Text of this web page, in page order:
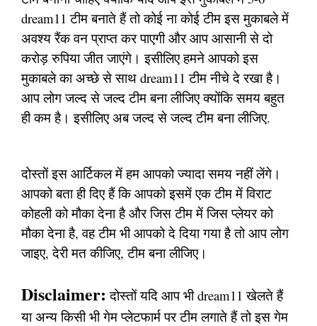
dream11 टीम बनाते हैं तो कोई ना कोई टीम इस मुकाबले में
अवश्य रैंक वन प्राप्त कर पाएगी और आप आसानी से दो
करोड़ रुपिया जीत जाएंगे। इसीलिए हमने आपको इस
मुकाबले का अच्छे से साथ dream11 टीम नीचे दे रखा है।
आप लोग जल्द से जल्द टीम बना लीजिए क्योंकि समय बहुत
ही कम है। इसीलिए अब जल्द से जल्द टीम बना लीजिए.
दोस्तों इस आर्टिकल में हम आपको ज्यादा समय नहीं लेंगे।
आपको बता ही दिए हैं कि आपको इसमें एक टीम में विराट
कोहली को मौका देना है और जिस टीम में जिस प्लेयर को
मौका देना है, वह टीम भी आपको दे दिया गया है तो आप लोग
जाइए, देरी मत कीजिए, टीम बना लीजिए।
Disclaimer: दोस्तों यदि आप भी dream11 खेलते हैं
या अन्य किसी भी गेम प्लेटफार्म पर टीम लगाते हैं तो इस गेम